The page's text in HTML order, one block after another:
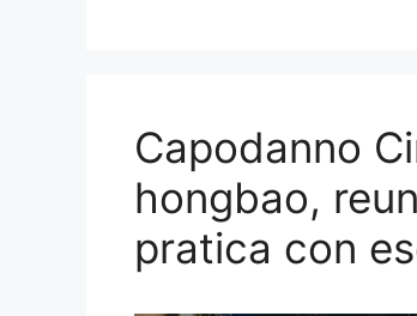
Capodanno
hongbao,
pratica con